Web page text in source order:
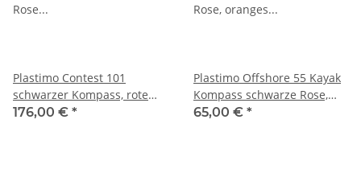
Plastimo Contest 101
schwarzer Kompass, rote
Rose für gerades Schott
176,00 € *
Plastimo Offshore 55 Kayak
Kompass schwarze Rose,
oranges Gehäuse 63856
65,00 € *